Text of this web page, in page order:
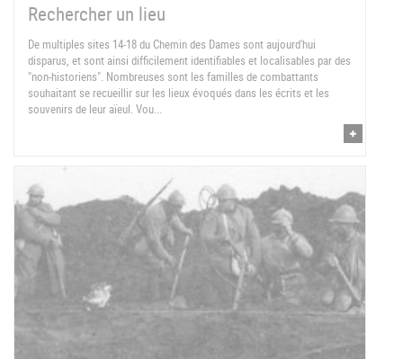
Rechercher un lieu
De multiples sites 14-18 du Chemin des Dames sont aujourd'hui
disparus, et sont ainsi difficilement identifiables et localisables par des
"non-historiens". Nombreuses sont les familles de combattants
souhaitant se recueillir sur les lieux évoqués dans les écrits et les
souvenirs de leur aïeul. Vou...